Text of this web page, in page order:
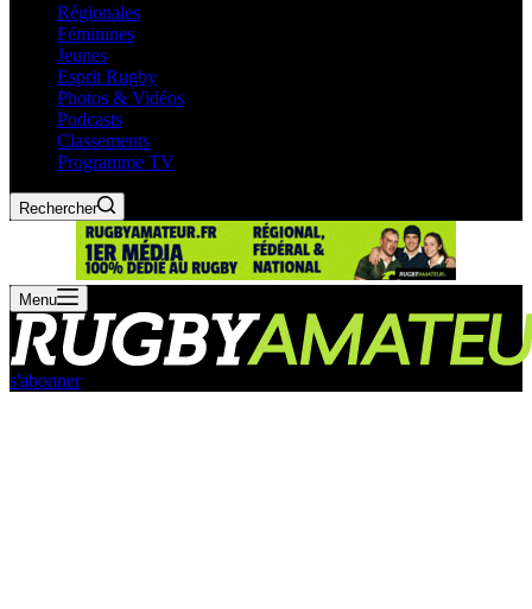
Régionales
Féminines
Jeunes
Esprit Rugby
Photos & Vidéos
Podcasts
Classements
Programme TV
Rechercher
Menu
s'abonner